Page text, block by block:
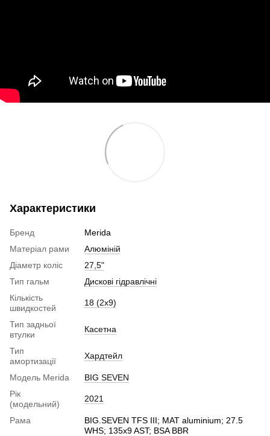
Характеристики
Бренд
Merida
Матеріал рами
Алюміній
Діаметр коліс
27,5"
Тип гальм
Дискові гідравлічні
Кількість
швидкостей
18 (2x9)
Тип задньої
втулки
Касетна
Тип
амортизації
Хардтейл
Модель Merida
BIG SEVEN
Рік
(модельний)
2021
Рама
BIG.SEVEN TFS III; MAT aluminium; 27.5
WHS; 135x9 AST; BSA BBR